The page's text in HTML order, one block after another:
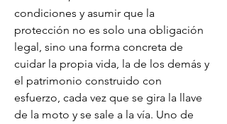
condiciones y asumir que la
protección no es solo una obligación
legal, sino una forma concreta de
cuidar la propia vida, la de los demás y
el patrimonio construido con
esfuerzo, cada vez que se gira la llave
de la moto y se sale a la vía. Uno de